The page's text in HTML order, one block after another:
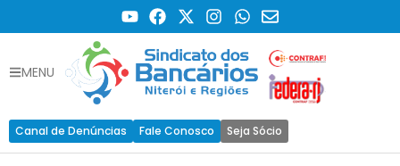
MENU
Canal de Denúncias Fale Conosco Seja Sócio